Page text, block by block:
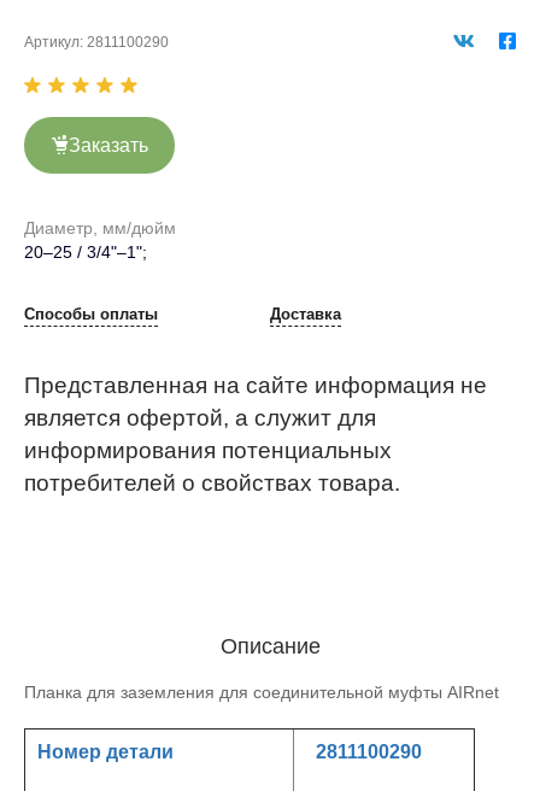
Артикул: 2811100290
Заказать
Диаметр, мм/дюйм
20–25 / 3/4"–1";
Способы оплаты Доставка
Представленная на сайте информация не
является офертой, а служит для
информирования потенциальных
потребителей о свойствах товара.
Описание
Планка для заземления для соединительной муфты AIRnet
Номер детали 2811100290